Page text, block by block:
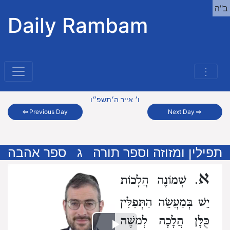
Daily Rambam
⋮
ב"ה
⇦ Previous Day
ו׳ אייר ה׳תשפ״ו
Next Day⇨
תפילין ומזוזה וספר תורה ג ספר אהבה
א.שְׁמוֹנֶה הֲלָכוֹת
יֵשׁ בְּמַעֲשֵׂה הַתְּפִלִּין
כֻּלָּן הֲלָכָה לְמשֶׁה